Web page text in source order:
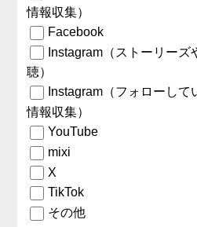
情報収集）
Facebook
Instagram（ストーリーズ
聴）
Instagram（フォローし
情報収集）
YouTube
mixi
X
TikTok
その他